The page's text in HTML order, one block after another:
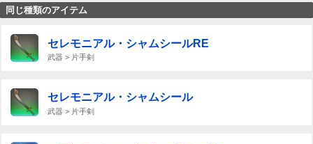
同じ種類のアイテム
セレモニアル・シャムシールRE
武器 > 片手剣
セレモニアル・シャムシール
武器 > 片手剣